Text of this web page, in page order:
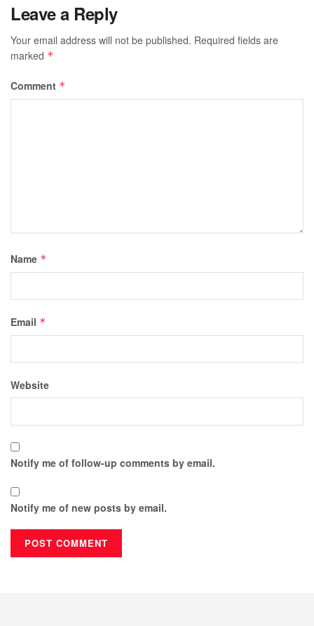
Leave a Reply
Your email address will not be published. Required fields are
marked *
Comment *
Name *
Email *
Website
Notify me of follow-up comments by email.
Notify me of new posts by email.